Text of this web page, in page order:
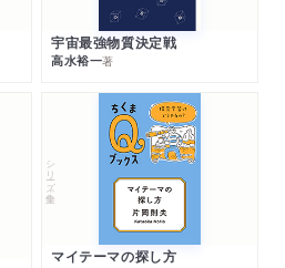
宇宙最強物質決定戦
高水裕一著
シリーズ・全集
マイテーマの探し方